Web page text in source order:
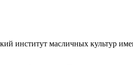
институт масличных культур